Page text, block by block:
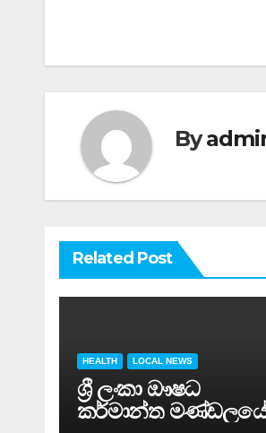
By
Related Post
HEALTH LOCAL NEWS
ශ්‍රී ලංකා ඖෂධ
කර්මාන්ත මණ්ඩලයේ